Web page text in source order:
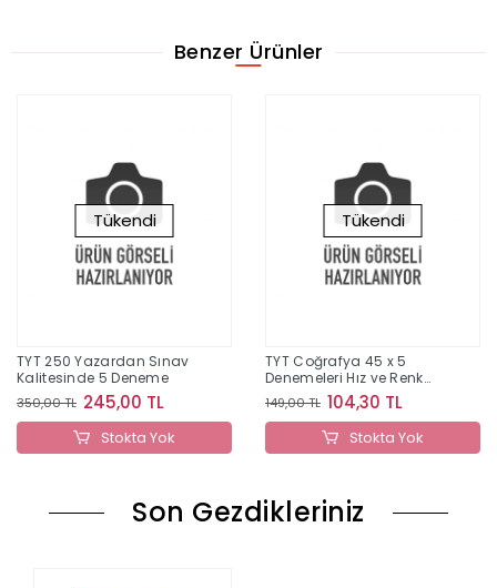
Benzer Ürünler
Tükendi
TYT 250 Yazardan Sınav
Kalitesinde 5 Deneme
350,00 TL 245,00 TL
Stokta Yok
Tükendi
TYT Coğrafya 45 x 5
Denemeleri Hız ve Renk
Yayınları
149,00 TL 104,30 TL
Stokta Yok
Son Gezdikleriniz